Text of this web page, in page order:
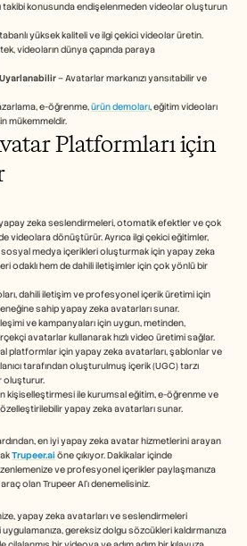
takibi konusunda endişelenmeden videolar oluşturun
yüksek kaliteli ve ilgi çekici videolar üretin.
videoların dünya çapında paraya
– Avatarlar markanızı yansıtabilir ve
e-öğrenme, ürün demoları, eğitim videoları
mükemmeldir.
Platformları için
yapay zeka seslendirmeleri, otomatik efektler ve çok
videolara dönüştürür. Ayrıca ilgi çekici eğitimler,
sosyal medya içerikleri oluşturmak için yapay zeka
odaklı hem de dahili iletişimler için çok yönlü bir
dahili iletişim ve profesyonel içerik üretimi için
sahip yapay zeka avatarları sunar.
ve kampanyaları için uygun, metinden,
avatarlar kullanarak hızlı video üretimi sağlar.
platformlar için yapay zeka avatarları, şablonlar ve
tarafından oluşturulmuş içerik (UGC) tarzı
oluşturur.
kişiselleştirmesi ile kurumsal eğitim, e-öğrenme ve
yapay zeka avatarları sunar.
en iyi yapay zeka avatar hizmetlerini arayan
Trupeer.ai öne çıkıyor. Dakikalar içinde
ve profesyonel içerikler paylaşmanıza
araç olan Trupeer AI'ı denemelisiniz.
yapay zeka avatarları ve seslendirmeleri
gereksiz dolgu sözcükleri kaldırmanıza